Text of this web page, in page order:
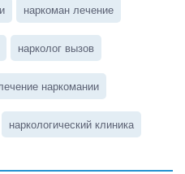
наркоман лечение
нарколог вызов
наркомании
наркологический клиника